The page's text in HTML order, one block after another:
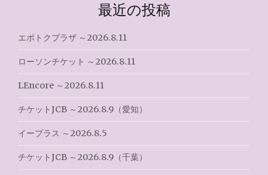
ゲ
ー
シ
ョ
ン
最近の投稿
エポトクプラザ ～2026.8.11
ローソンチケット ～2026.8.11
LEncore ～2026.8.11
チケットJCB ～2026.8.9（愛知）
イープラス ～2026.8.5
チケットJCB ～2026.8.9（千葉）